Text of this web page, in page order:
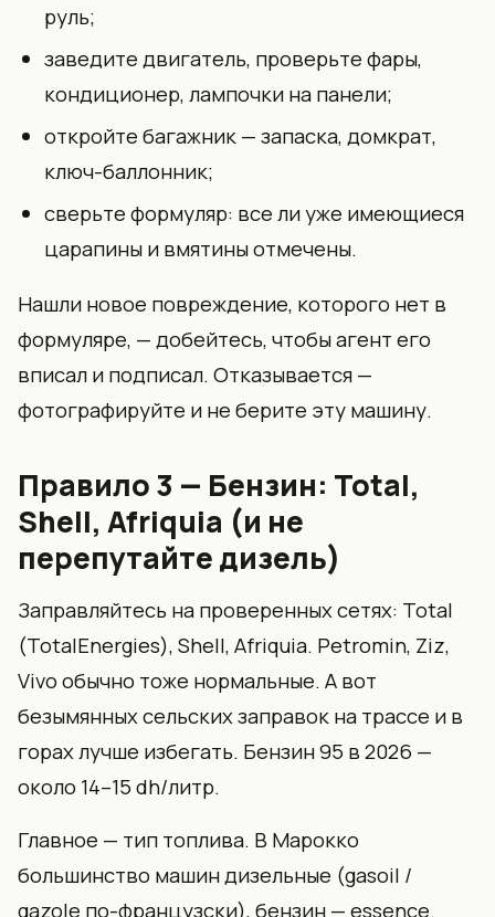
руль;
заведите двигатель, проверьте фары,
кондиционер, лампочки на панели;
откройте багажник — запаска, домкрат,
ключ-баллонник;
сверьте формуляр: все ли уже имеющиеся
царапины и вмятины отмечены.
Нашли новое повреждение, которого нет в
формуляре, — добейтесь, чтобы агент его
вписал и подписал. Отказывается —
фотографируйте и не берите эту машину.
Правило 3 — Бензин: Total,
Shell, Afriquia (и не
перепутайте дизель)
Заправляйтесь на проверенных сетях: Total
(TotalEnergies), Shell, Afriquia. Petromin, Ziz,
Vivo обычно тоже нормальные. А вот
безымянных сельских заправок на трассе и в
горах лучше избегать. Бензин 95 в 2026 —
около 14–15 dh/литр.
Главное — тип топлива. В Марокко
большинство машин дизельные (gasoil /
gazole по-французски), бензин — essence.